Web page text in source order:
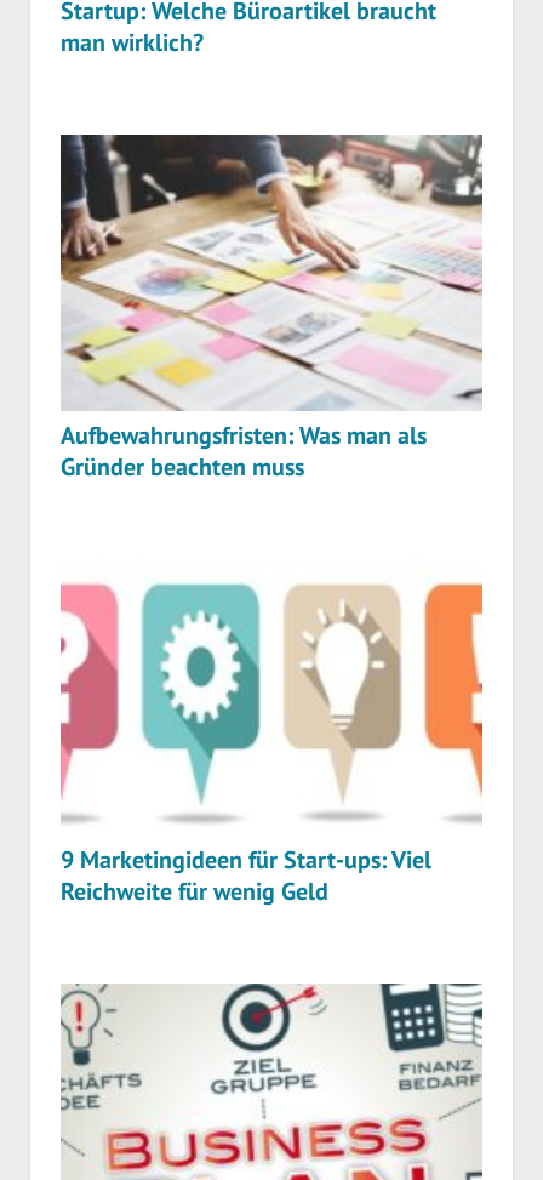
Startup: Welche Büroartikel braucht
man wirklich?
Aufbewahrungsfristen: Was man als
Gründer beachten muss
9 Marketingideen für Start-ups: Viel
Reichweite für wenig Geld